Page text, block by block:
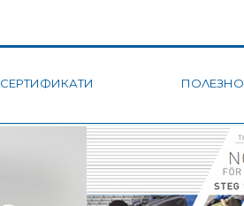
СЕРТИФИКАТИ ПОЛЕЗНО